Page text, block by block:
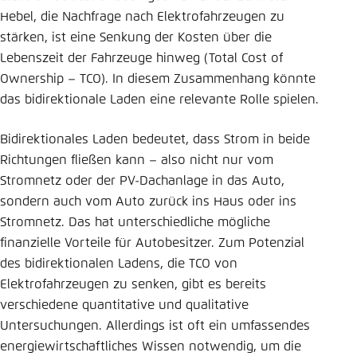
Hebel, die Nachfrage nach Elektrofahrzeugen zu
stärken, ist eine Senkung der Kosten über die
Lebenszeit der Fahrzeuge hinweg (Total Cost of
Ownership – TCO). In diesem Zusammenhang könnte
das bidirektionale Laden eine relevante Rolle spielen.
Bidirektionales Laden bedeutet, dass Strom in beide
Richtungen fließen kann – also nicht nur vom
Stromnetz oder der PV-Dachanlage in das Auto,
sondern auch vom Auto zurück ins Haus oder ins
Stromnetz. Das hat unterschiedliche mögliche
finanzielle Vorteile für Autobesitzer. Zum Potenzial
des bidirektionalen Ladens, die TCO von
Elektrofahrzeugen zu senken, gibt es bereits
verschiedene quantitative und qualitative
Untersuchungen. Allerdings ist oft ein umfassendes
energiewirtschaftliches Wissen notwendig, um die